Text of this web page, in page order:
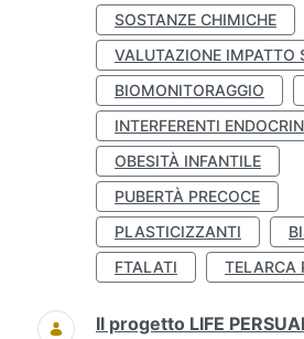
SOSTANZE CHIMICHE
VALUTAZIONE IMPATTO
BIOMONITORAGGIO
INTERFERENTI
OBESITÀ INFANTILE
PUBERTÀ PRECOCE
PLASTICIZZANTI
FTALATI
TELARCA
Il progetto LIFE